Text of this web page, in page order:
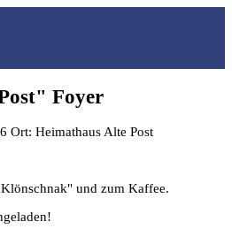
Foyer
Ort: Heimathaus Alte Post
und zum Kaffee.